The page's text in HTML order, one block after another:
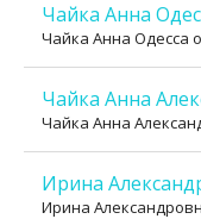
Чайка Анна
Чайка Анна Одесса
Чайка Анна
Чайка Анна
Ирина
Ирина